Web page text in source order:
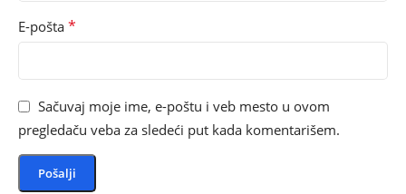
E-pošta *
Sačuvaj moje ime, e-poštu i veb mesto u ovom
pregledaču veba za sledeći put kada komentarišem.